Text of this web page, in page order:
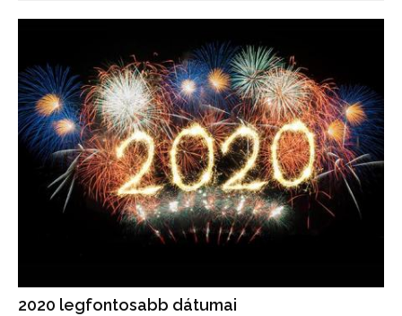
2020 legfontosabb dátumai